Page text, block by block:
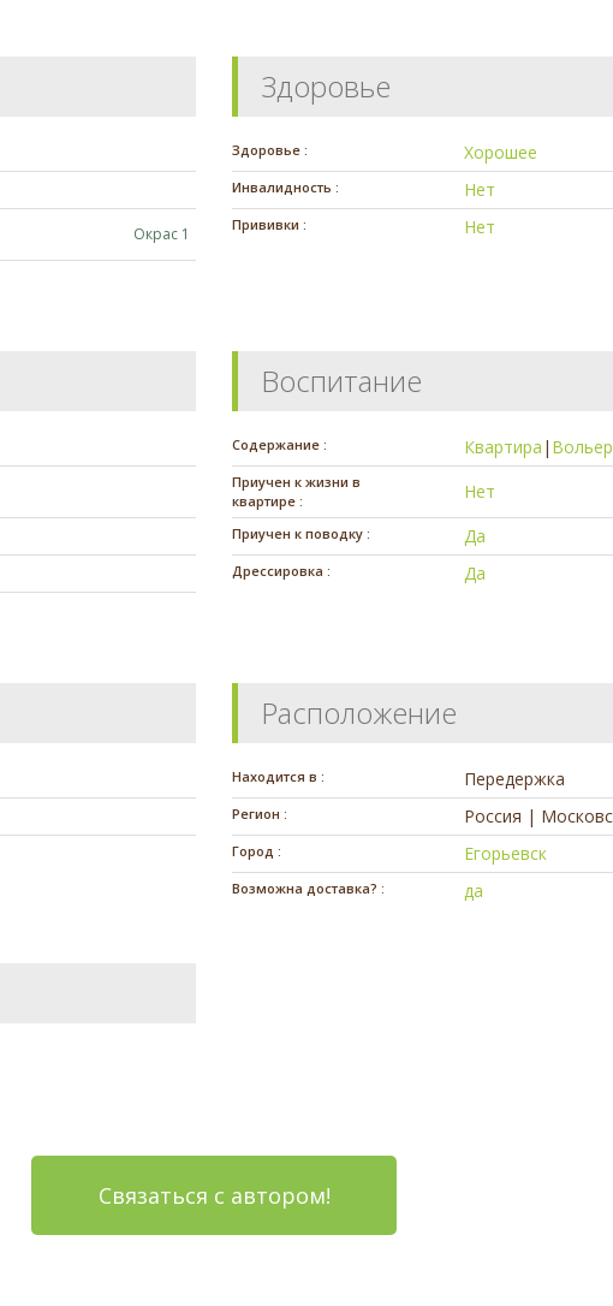
Окрас 1
Здоровье
Здоровье : Хорошее
Инвалидность : Нет
Прививки : Нет
Воспитание
Содержание : Квартира | Вольер
Приучен к жизни в
квартире :
Нет
Приучен к поводку : Да
Дрессировка : Да
Расположение
Находится в : Передержка
Регион : Россия |
Город : Егорьевск
Возможна доставка? : да
Связаться с автором!